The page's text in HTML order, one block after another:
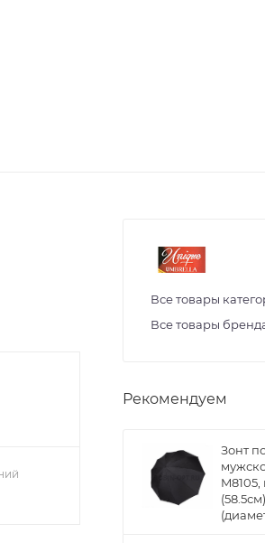
Все товары
Все товары
Рекомендуем
Зонт